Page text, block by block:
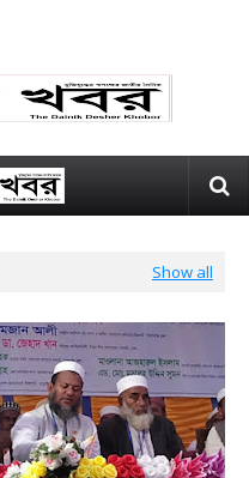
Show all